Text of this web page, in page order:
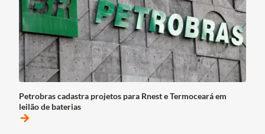
Petrobras cadastra projetos para Rnest e Termoceará em
leilão de baterias
arrow_forward